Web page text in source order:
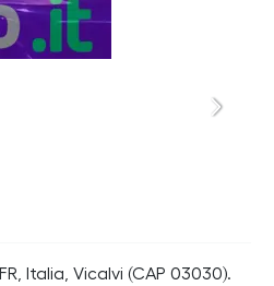
Italia, Vicalvi (CAP 03030).